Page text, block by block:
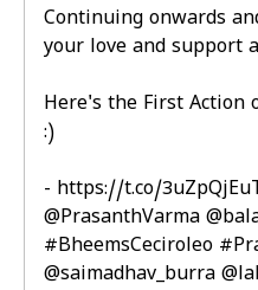
Continuing onwards
your love and support
Here's the First Action
:)
- https://t.co/
@PrasanthVarma
#BheemsCeciroleo
@saimadhav_burra